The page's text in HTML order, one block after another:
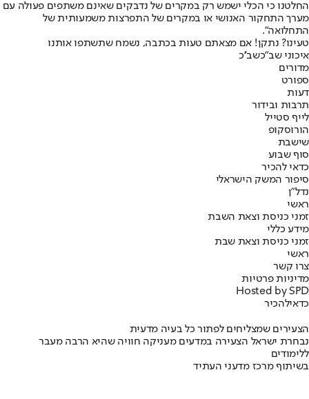
החלטנו כי הכלי ישמש רק במקרים של נדבקים שאינם משתפים פעולה עם
מערך התחקור האנושי או במקרים של התפרצות משמעותית של
התחלואה".
טעינו? נתקן! אם מצאתם טעות בכתבה, נשמח שתשתפו אותנו
איכוני שב"כשב''כ
מדורים
ספורט
דעות
תרבות ובידור
לייף סטייל
הורוסקופ
שישבת
סוף שבוע
כדאי להכיר
סיפור המשק הישראלי
נדל"ן
ראשי
זמני כניסת וצאת השבת
מידע כללי
זמני כניסת וצאת שבת
ראשי
צרו קשר
מדיניות פרטיות
Hosted by SPD
כדאילהכיר
הצעירים שמצליחים לפתור כל בעיה מדעית
נבחרת ישראל הצעירה במדעים מעניקה חוויה שהיא הרבה מעבר
ללימודים
בשיתוף מרכז מדעני העתיד